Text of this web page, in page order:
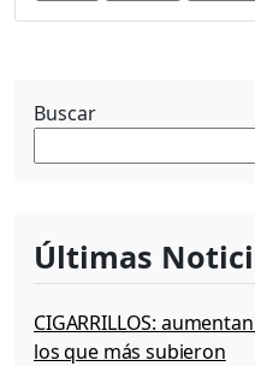
Buscar
Últimas
CIGARRILLOS:
los que más subieron